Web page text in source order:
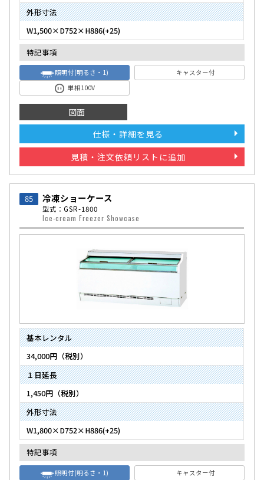
外形寸法
W1,500×D752×H886(+25)
特記事項
照明付(明るさ・1)
キャスター付
単相100V
図面
仕様・詳細を見る
見積・注文依頼リストに追加
85 冷凍ショーケース
型式：GSR-1800
Ice-cream Freezer Showcase
基本レンタル
34,000円（税別）
１日延長
1,450円（税別）
外形寸法
W1,800×D752×H886(+25)
特記事項
照明付(明るさ・1)
キャスター付